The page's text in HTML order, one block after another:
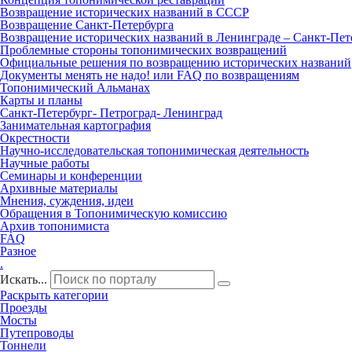
Возвращение исторических названий в СССР
Возвращение Санкт‑Петербурга
Возвращение исторических названий в Ленинграде –
Проблемные стороны топонимических возвращений
Официальные решения по возвращению исторических названий
Документы менять не надо! или FAQ по возвращениям
Топонимический Альманах
Карты и планы
Санкт‑Петербург‑ Петроград‑ Ленинград
Занимательная картография
Окрестности
Научно‑исследовательская топонимическая деятельность
Научные работы
Семинары и конференции
Архивные материалы
Мнения, суждения, идеи
Обращения в Топонимическую комиссию
Архив топонимиста
FAQ
Разное
.
Искать...
Раскрыть категории
Проезды
Мосты
Путепроводы
Тоннели